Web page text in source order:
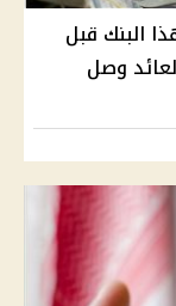
بهذا البنك قبل
وصل